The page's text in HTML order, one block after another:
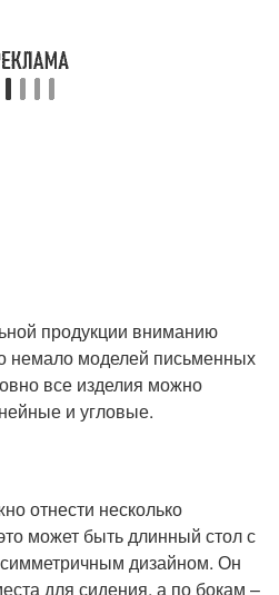
продукции вниманию
немало моделей письменных
все изделия можно
и угловые.
отнести несколько
может быть длинный стол с
дизайном. Он
для сидения, а по бокам –